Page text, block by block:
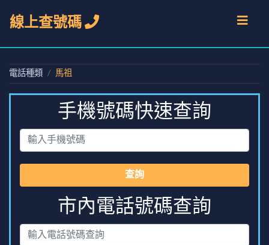
線上查號碼
電話種類 馬祖
手機號碼快速查詢
查詢
市內電話號碼查詢